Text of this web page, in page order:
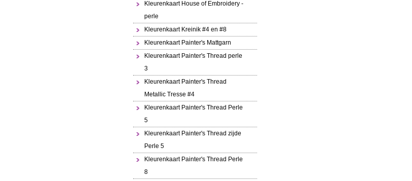
Kleurenkaart House of Embroidery -
perle
Kleurenkaart Kreinik #4 en #8
Kleurenkaart Painter's Mattgarn
Kleurenkaart Painter's Thread perle
3
Kleurenkaart Painter's Thread
Metallic Tresse #4
Kleurenkaart Painter's Thread Perle
5
Kleurenkaart Painter's Thread zijde
Perle 5
Kleurenkaart Painter's Thread Perle
8